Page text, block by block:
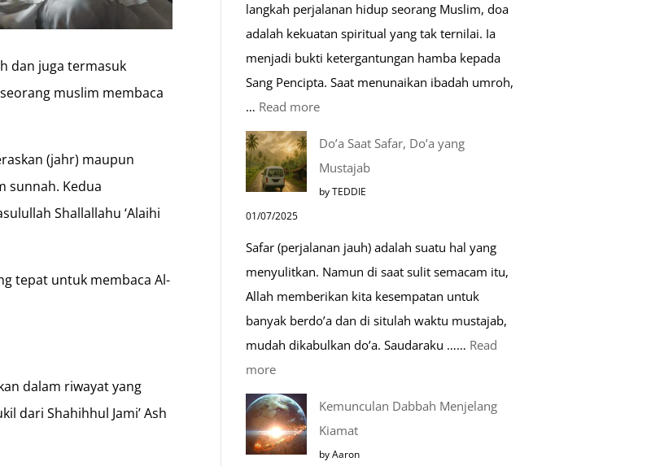
dan juga termasuk
muslim membaca
(jahr) maupun
sunnah. Kedua
Shallallahu ‘Alaihi
tepat untuk membaca Al-
dalam riwayat yang
dari Shahihhul Jami’ Ash
Umroh
Dengan
Kereta
Cepat
langkah perjalanan hidup seorang Muslim, doa
adalah kekuatan spiritual yang tak ternilai. Ia
menjadi bukti ketergantungan hamba kepada
Sang Pencipta. Saat menunaikan ibadah umroh,
… Read more:
Mustajab
Saat
Umroh
Do’a Saat Safar, Do’a yang
Mustajab
by TEDDIE
01/07/2025
Safar (perjalanan jauh) adalah suatu hal yang
menyulitkan. Namun di saat sulit semacam itu,
Allah memberikan kita kesempatan untuk
banyak berdo’a dan di situlah waktu mustajab,
mudah dikabulkan do’a. Saudaraku …… Read
more:
Do’a
Saat
Safar,
Kemunculan Dabbah Menjelang
Kiamat
by Aaron